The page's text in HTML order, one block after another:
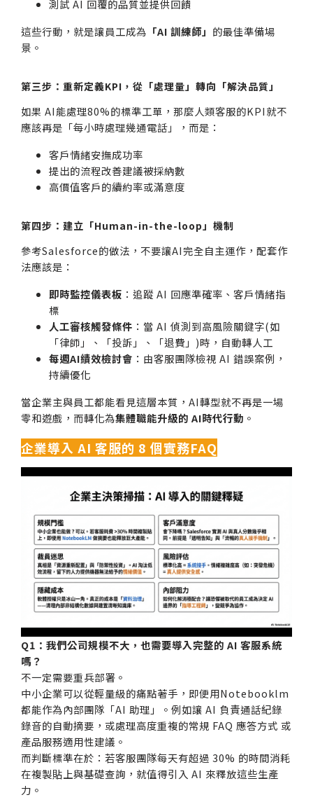
測試 AI 回覆的品質並提供回饋
這些行動，就是讓員工成為 「AI 訓練師」 的最佳準備場
景。
第三步：重新定義KPI，從「處理量」轉向「解決品質」
如果 AI能處理80%的標準工單，那麼人類客服的KPI就不
應該再是「每小時處理幾通電話」，而是：
客戶情緒安撫成功率
提出的流程改善建議被採納數
高價值客戶的續約率或滿意度
第四步：建立「Human-in-the-loop」機制
參考Salesforce的做法，不要讓AI完全自主運作，配套作
法應該是：
即時監控儀表板 ：追蹤 AI 回應準確率、客戶情緒指
標
人工審核觸發條件 ：當 AI 偵測到高風險關鍵字(如
「律師」、「投訴」、「退費」)時，自動轉人工
每週AI績效檢討會 ：由客服團隊檢視 AI 錯誤案例，
持續優化
當企業主與員工都能看見這層本質，AI轉型就不再是一場
零和遊戲，而轉化為集體職能升級的 AI時代行動 。
企業導入 AI 客服的 8 個實務FAQ
Q1：我們公司規模不大，也需要導入完整的 AI 客服系統
嗎？
不一定需要重兵部署。
中小企業可以從輕量級的痛點著手，即便用Notebooklm
都能作為內部團隊「AI 助理」。例如讓 AI 負責通話紀錄
錄音的自動摘要，或處理高度重複的常規 FAQ 應答方式 或
產品服務適用性建議。
而判斷標準在於：若客服團隊每天有超過 30% 的時間消耗
在複製貼上與基礎查詢，就值得引入 AI 來釋放這些生產
力。